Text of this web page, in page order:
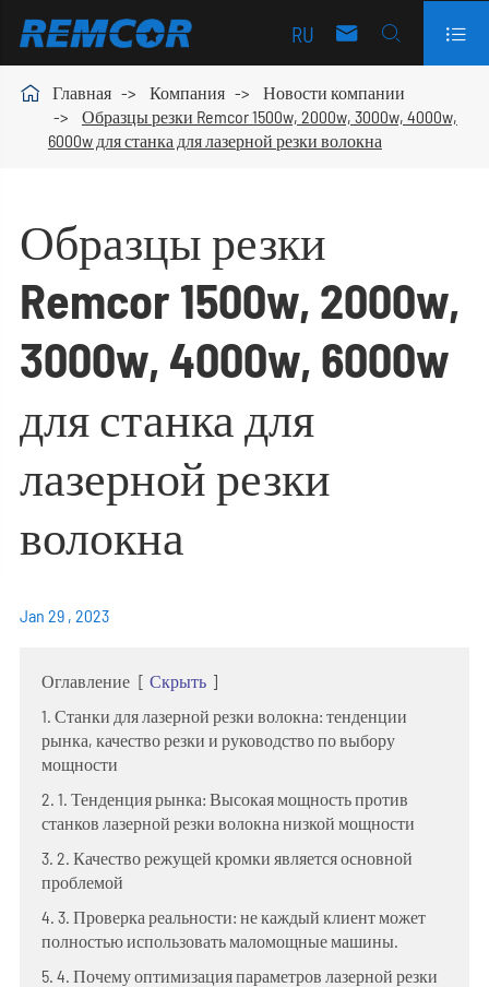
RU   
 Главная Компания
Новости компании
Образцы резки Remcor 1500w, 2000w, 3000w, 4000w,
6000w для станка для лазерной резки волокна
Образцы резки
Remcor 1500w, 2000w,
3000w, 4000w, 6000w
для станка для
лазерной резки
волокна
Jan 29 , 2023
Оглавление [ Скрыть ]
1. Станки для лазерной резки волокна: тенденции
рынка, качество резки и руководство по выбору
мощности
2. 1. Тенденция рынка: Высокая мощность против
станков лазерной резки волокна низкой мощности
3. 2. Качество режущей кромки является основной
проблемой
4. 3. Проверка реальности: не каждый клиент может
полностью использовать маломощные машины.
5. 4. Почему оптимизация параметров лазерной резки